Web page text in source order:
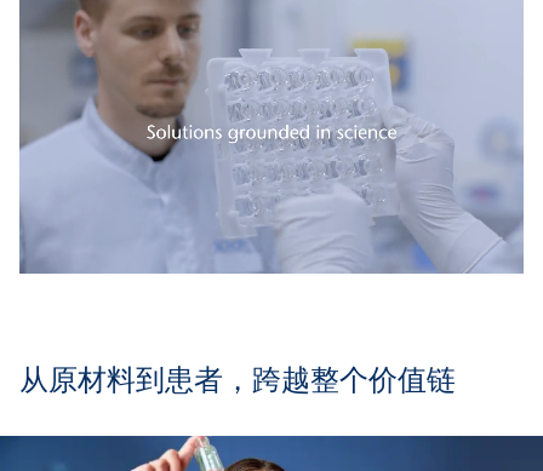
从原材料到患者，跨越整个价值链